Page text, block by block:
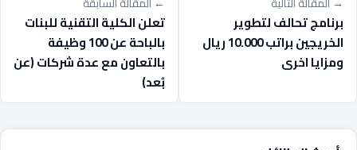
برنامج تحالف لتطوير
الخريجين براتب 10.000 ريال
ومزايا اخرى
تعلن الكلية التقنية للبنات
بالباحة عن 100 وظيفة
بالتعاون مع عدة شركات (عن
بُعد)